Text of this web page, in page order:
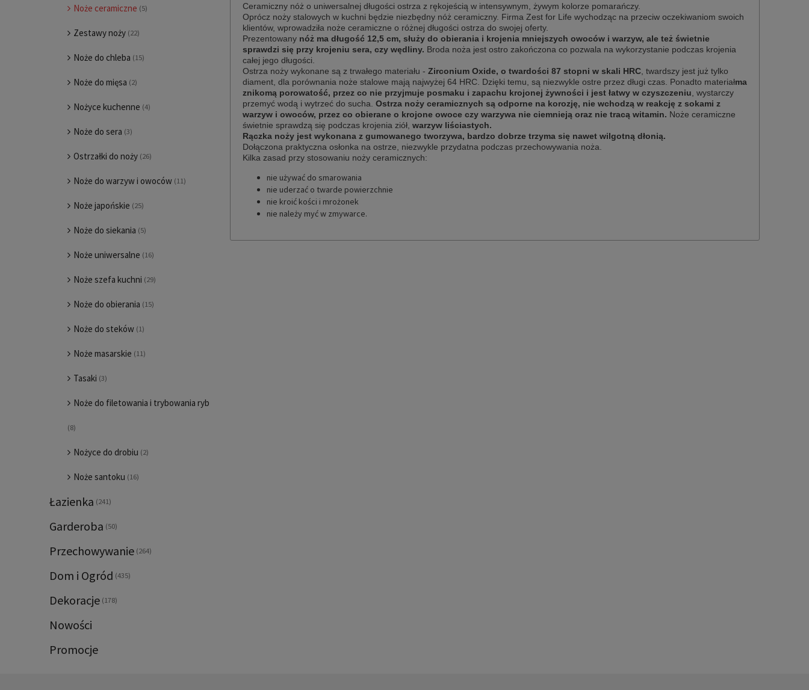
Noże ceramiczne (5)
Zestawy noży (22)
Noże do chleba (15)
Noże do mięsa (2)
Nożyce kuchenne (4)
Noże do sera (3)
Ostrzałki do noży (26)
Noże do warzyw i owoców (11)
Noże japońskie (25)
Noże do siekania (5)
Noże uniwersalne (16)
Noże szefa kuchni (29)
Noże do obierania (15)
Noże do steków (1)
Noże masarskie (11)
Tasaki (3)
Noże do filetowania i trybowania ryb
(8)
Nożyce do drobiu (2)
Noże santoku (16)
Łazienka (241)
Garderoba (50)
Przechowywanie (264)
Dom i Ogród (435)
Dekoracje (178)
Nowości
Promocje
Ceramiczny nóż o uniwersalnej długości ostrza z rękojeścią w intensywnym, żywym kolorze pomarańczy.
Oprócz noży stalowych w kuchni będzie niezbędny nóż ceramiczny. Firma Zest for Life wychodząc na przeciw oczekiwaniom swoich
klientów, wprowadziła noże ceramiczne o różnej długości ostrza do swojej oferty.
Prezentowany nóż ma długość 12,5 cm, służy do obierania i krojenia mniejszych owoców i warzyw, ale też świetnie
sprawdzi się przy krojeniu sera, czy wędliny. Broda noża jest ostro zakończona co pozwala na wykorzystanie podczas krojenia
całej jego długości.
Ostrza noży wykonane są z trwałego materiału - Zirconium Oxide, o twardości 87 stopni w skali HRC , twardszy jest już tylko
diament, dla porównania noże stalowe mają najwyżej 64 HRC. Dzięki temu, są niezwykle ostre przez długi czas. Ponadto materiałma
znikomą porowatość, przez co nie przyjmuje posmaku i zapachu krojonej żywności i jest łatwy w czyszczeniu , wystarczy
przemyć wodą i wytrzeć do sucha. Ostrza noży ceramicznych są odporne na korozję, nie wchodzą w reakcję z sokami z
warzyw i owoców, przez co obierane o krojone owoce czy warzywa nie ciemnieją oraz nie tracą witamin. Noże ceramiczne
świetnie sprawdzą się podczas krojenia ziół, warzyw liściastych.
Rączka noży jest wykonana z gumowanego tworzywa, bardzo dobrze trzyma się nawet wilgotną dłonią.
Dołączona praktyczna osłonka na ostrze, niezwykle przydatna podczas przechowywania noża.
Kilka zasad przy stosowaniu noży ceramicznych:
nie używać do smarowania
nie uderzać o twarde powierzchnie
nie kroić kości i mrożonek
nie należy myć w zmywarce.